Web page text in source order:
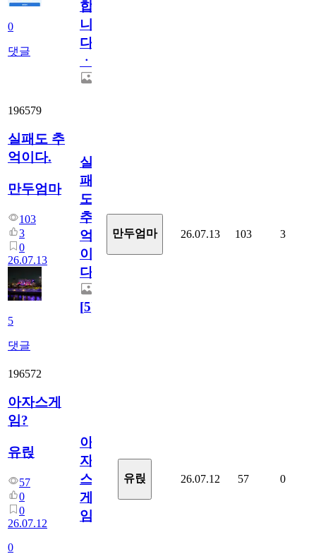
0
댓글
합
니
다
ㆍ
196579
실패도 추
억이다.
만두엄마
103
3
0
26.07.13
5
댓글
실
패
도
추
억
이
다.
[5]
만두엄마 26.07.13 103 3
196572
아자스게
임?
유릱
57
0
0
26.07.12
0
아
자
스
게
임?
유릱 26.07.12 57 0